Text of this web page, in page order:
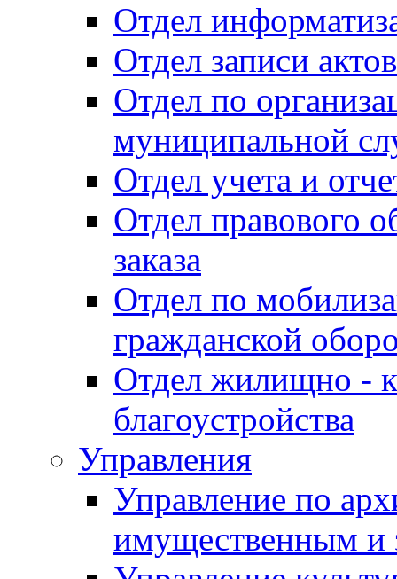
Отдел
Отдел записи
Отдел по
муниципальной
Отдел учета и
Отдел правового
заказа
Отдел по
гражданской
Отдел жилищно -
благоустройства
Управления
Управление по
имущественным и